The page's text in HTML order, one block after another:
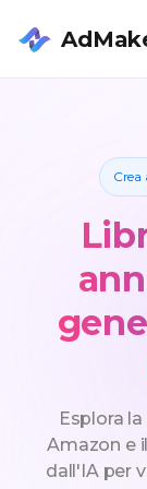
Esplora
Amazon e
dall'IA per